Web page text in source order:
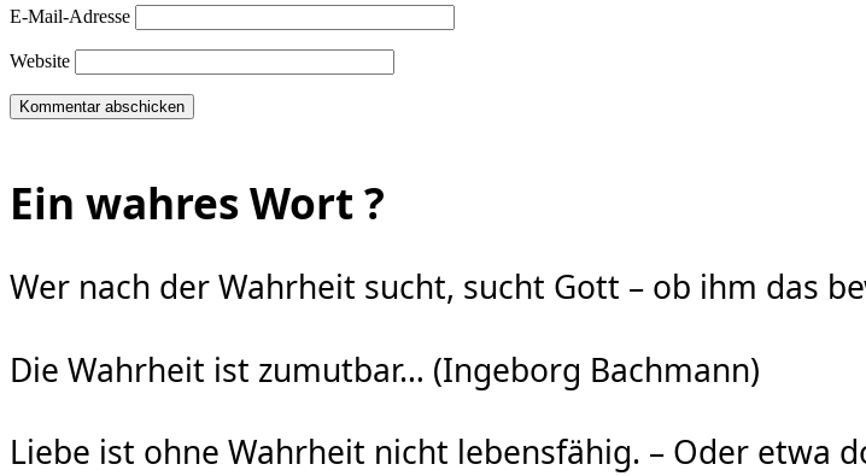
E-Mail-Adresse
Website
Ein wahres Wort ?
Wer nach der Wahrheit sucht, sucht Gott – ob ihm das
Die Wahrheit ist zumutbar… (Ingeborg Bachmann)
Liebe ist ohne Wahrheit nicht lebensfähig. – Oder etwa